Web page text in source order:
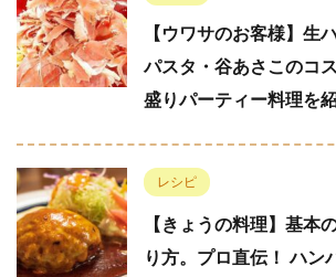
【ウワサのお客様】生
パスタ・谷あさこのコ
盛りパーティー料理を
レシピ
【きょうの料理】基本
り方。プロ直伝！ ハン